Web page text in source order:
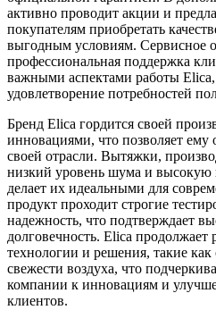
активно проводит акции и
покупателям приобретать
выгодным условиям. Сервисное
профессиональная поддержка
важными аспектами работы
удовлетворение потребностей
Бренд Elica гордится своей
инновациями, что позволяет ему
своей отрасли. Вытяжки,
низкий уровень шума и высокую
делает их идеальными для
продукт проходит строгие
надежность, что подтверждает
долговечность. Elica продолжает
технологии и решения, такие как
свежести воздуха, что
компании к инновациям и
клиентов.